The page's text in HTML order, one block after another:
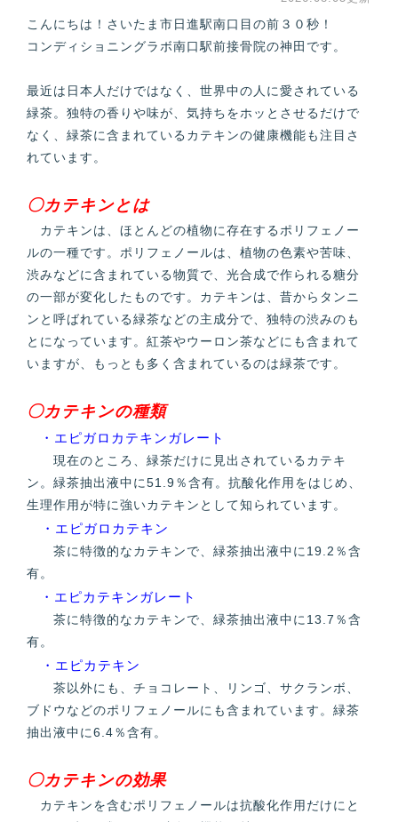
こんにちは！さいたま市日進駅南口目の前３０秒！
コンディショニングラボ南口駅前接骨院の神田です。
最近は日本人だけではなく、世界中の人に愛されている
緑茶。独特の香りや味が、気持ちをホッとさせるだけで
なく、緑茶に含まれているカテキンの健康機能も注目さ
れています。
〇カテキンとは
カテキンは、ほとんどの植物に存在するポリフェノー
ルの一種です。ポリフェノールは、植物の色素や苦味、
渋みなどに含まれている物質で、光合成で作られる糖分
の一部が変化したものです。カテキンは、昔からタンニ
ンと呼ばれている緑茶などの主成分で、独特の渋みのも
とになっています。紅茶やウーロン茶などにも含まれて
いますが、もっとも多く含まれているのは緑茶です。
〇カテキンの種類
・エピガロカテキンガレート
現在のところ、緑茶だけに見出されているカテキ
ン。緑茶抽出液中に51.9％含有。抗酸化作用をはじめ、
生理作用が特に強いカテキンとして知られています。
・エピガロカテキン
茶に特徴的なカテキンで、緑茶抽出液中に19.2％含
有。
・エピカテキンガレート
茶に特徴的なカテキンで、緑茶抽出液中に13.7％含
有。
・エピカテキン
茶以外にも、チョコレート、リンゴ、サクランボ、
ブドウなどのポリフェノールにも含まれています。緑茶
抽出液中に6.4％含有。
〇カテキンの効果
カテキンを含むポリフェノールは抗酸化作用だけにと